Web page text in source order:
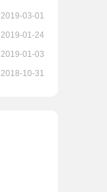
2019-03-01
2019-01-24
2019-01-03
2018-10-31